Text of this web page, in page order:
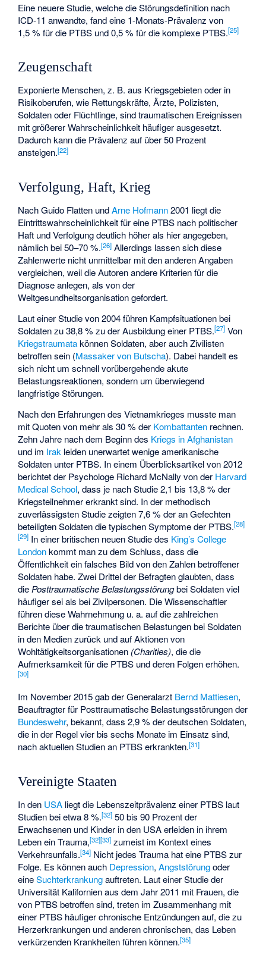
Eine neuere Studie, welche die Störungsdefinition nach
ICD-11 anwandte, fand eine 1-Monats-Prävalenz von
1,5 % für die PTBS und 0,5 % für die komplexe PTBS.[25]
Zeugenschaft
Exponierte Menschen, z. B. aus Kriegsgebieten oder in
Risikoberufen, wie Rettungskräfte, Ärzte, Polizisten,
Soldaten oder Flüchtlinge, sind traumatischen Ereignissen
mit größerer Wahrscheinlichkeit häufiger ausgesetzt.
Dadurch kann die Prävalenz auf über 50 Prozent
ansteigen.[22]
Verfolgung, Haft, Krieg
Nach Guido Flatten undArne Hofmann2001 liegt die
Eintrittswahrscheinlichkeit für eine PTBS nach politischer
Haft und Verfolgung deutlich höher als hier angegeben,
nämlich bei 50–70 %.[26] Allerdings lassen sich diese
Zahlenwerte nicht unmittelbar mit den anderen Angaben
vergleichen, weil die Autoren andere Kriterien für die
Diagnose anlegen, als von der
Weltgesundheitsorganisation gefordert.
Laut einer Studie von 2004 führen Kampfsituationen bei
Soldaten zu 38,8 % zu der Ausbildung einer PTBS.[27] Von
Kriegstraumatakönnen Soldaten, aber auch Zivilisten
betroffen sein (Massaker von Butscha). Dabei handelt es
sich nicht um schnell vorübergehende akute
Belastungsreaktionen, sondern um überwiegend
langfristige Störungen.
Nach den Erfahrungen des Vietnamkrieges musste man
mit Quoten von mehr als 30 % der Kombattanten rechnen.
Zehn Jahre nach dem Beginn des Kriegs in Afghanistan
und im Irak leiden unerwartet wenige amerikanische
Soldaten unter PTBS. In einem Überblicksartikel von 2012
berichtet der Psychologe Richard McNally von der Harvard
Medical School, dass je nach Studie 2,1 bis 13,8 % der
Kriegsteilnehmer erkrankt sind. In der methodisch
zuverlässigsten Studie zeigten 7,6 % der an Gefechten
beteiligten Soldaten die typischen Symptome der PTBS.[28]
[29] In einer britischen neuen Studie des King’s College
Londonkommt man zu dem Schluss, dass die
Öffentlichkeit ein falsches Bild von den Zahlen betroffener
Soldaten habe. Zwei Drittel der Befragten glaubten, dass
die Posttraumatische Belastungsstörungbei Soldaten viel
häufiger sei als bei Zivilpersonen. Die Wissenschaftler
führen diese Wahrnehmung u. a. auf die zahlreichen
Berichte über die traumatischen Belastungen bei Soldaten
in den Medien zurück und auf Aktionen von
Wohltätigkeitsorganisationen (Charities), die die
Aufmerksamkeit für die PTBS und deren Folgen erhöhen.
[30]
Im November 2015 gab der Generalarzt Bernd Mattiesen,
Beauftragter für Posttraumatische Belastungsstörungen der
Bundeswehr, bekannt, dass 2,9 % der deutschen Soldaten,
die in der Regel vier bis sechs Monate im Einsatz sind,
nach aktuellen Studien an PTBS erkrankten.[31]
Vereinigte Staaten
In den USA liegt die Lebenszeitprävalenz einer PTBS laut
Studien bei etwa 8 %.[32] 50 bis 90 Prozent der
Erwachsenen und Kinder in den USA erleiden in ihrem
Leben ein Trauma,[32][33] zumeist im Kontext eines
Verkehrsunfalls.[34] Nicht jedes Trauma hat eine PTBS zur
Folge. Es können auch Depression,Angststörungoder
eineSuchterkrankungauftreten. Laut einer Studie der
Universität Kalifornien aus dem Jahr 2011 mit Frauen, die
von PTBS betroffen sind, treten im Zusammenhang mit
einer PTBS häufiger chronische Entzündungen auf, die zu
Herzerkrankungen und anderen chronischen, das Leben
verkürzenden Krankheiten führen können.[35]